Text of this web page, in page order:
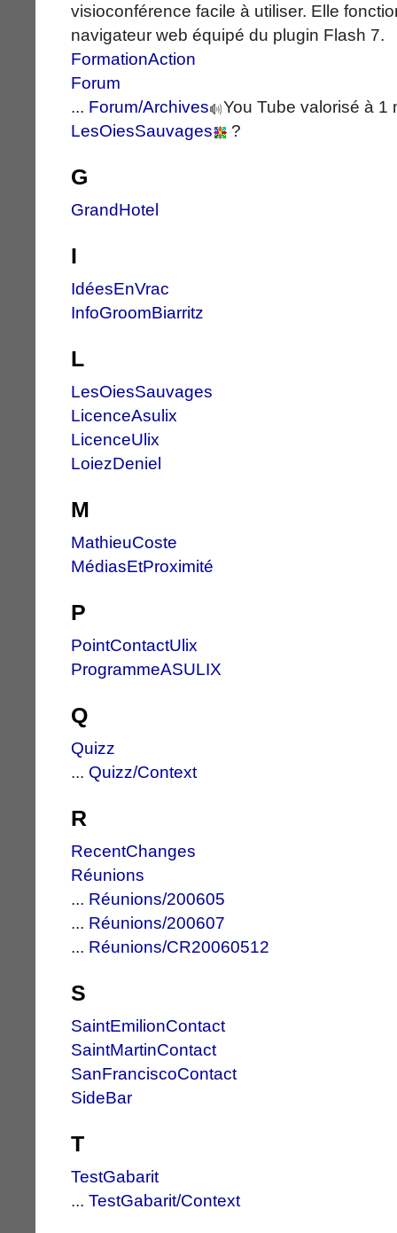
visioconférence facile à utiliser. Elle
navigateur web équipé du plugin Flash 7.
FormationAction
Forum
... Forum/Archives
You Tube valorisé à 1
LesOiesSauvages
?
G
GrandHotel
I
IdéesEnVrac
InfoGroomBiarritz
L
LesOiesSauvages
LicenceAsulix
LicenceUlix
LoiezDeniel
M
MathieuCoste
MédiasEtProximité
P
PointContactUlix
ProgrammeASULIX
Q
Quizz
... Quizz/Context
R
RecentChanges
Réunions
... Réunions/200605
... Réunions/200607
... Réunions/CR20060512
S
SaintEmilionContact
SaintMartinContact
SanFranciscoContact
SideBar
T
TestGabarit
... TestGabarit/Context